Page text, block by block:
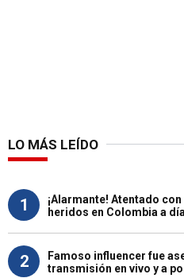
LO MÁS LEÍDO
1
¡Alarmante! Atentado
heridos en Colombia a
2
Famoso influencer fue
transmisión en vivo y a